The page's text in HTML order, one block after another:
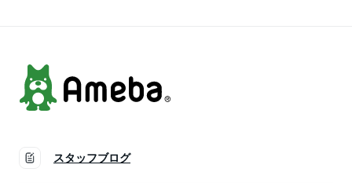
スタッフブログ